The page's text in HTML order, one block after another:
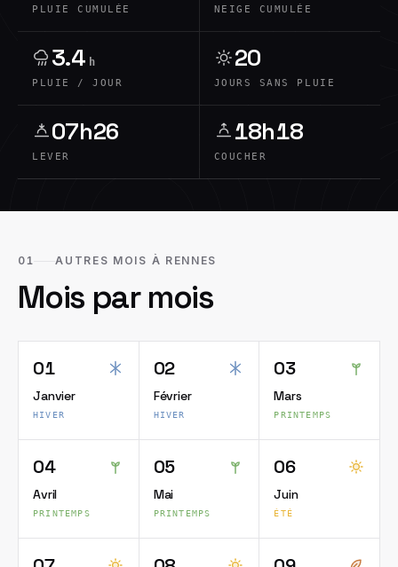
PLUIE CUMULÉE NEIGE CUMULÉE
3.4 h
PLUIE / JOUR
20
JOURS SANS PLUIE
07h26
LEVER
18h18
COUCHER
01 AUTRES MOIS À RENNES
Mois par mois
01
Janvier
HIVER
02
Février
HIVER
03
Mars
PRINTEMPS
04
Avril
PRINTEMPS
05
Mai
PRINTEMPS
06
Juin
ÉTÉ